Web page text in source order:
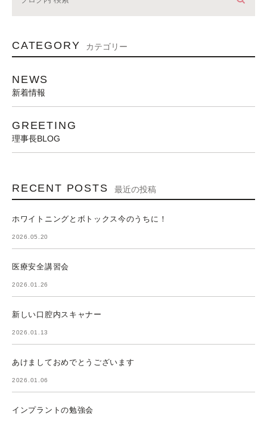
CATEGORY カテゴリー
NEWS
新着情報
GREETING
理事長BLOG
RECENT POSTS 最近の投稿
ホワイトニングとボトックス今のうちに！
2026.05.20
医療安全講習会
2026.01.26
新しい口腔内スキャナー
2026.01.13
あけましておめでとうございます
2026.01.06
インプラントの勉強会